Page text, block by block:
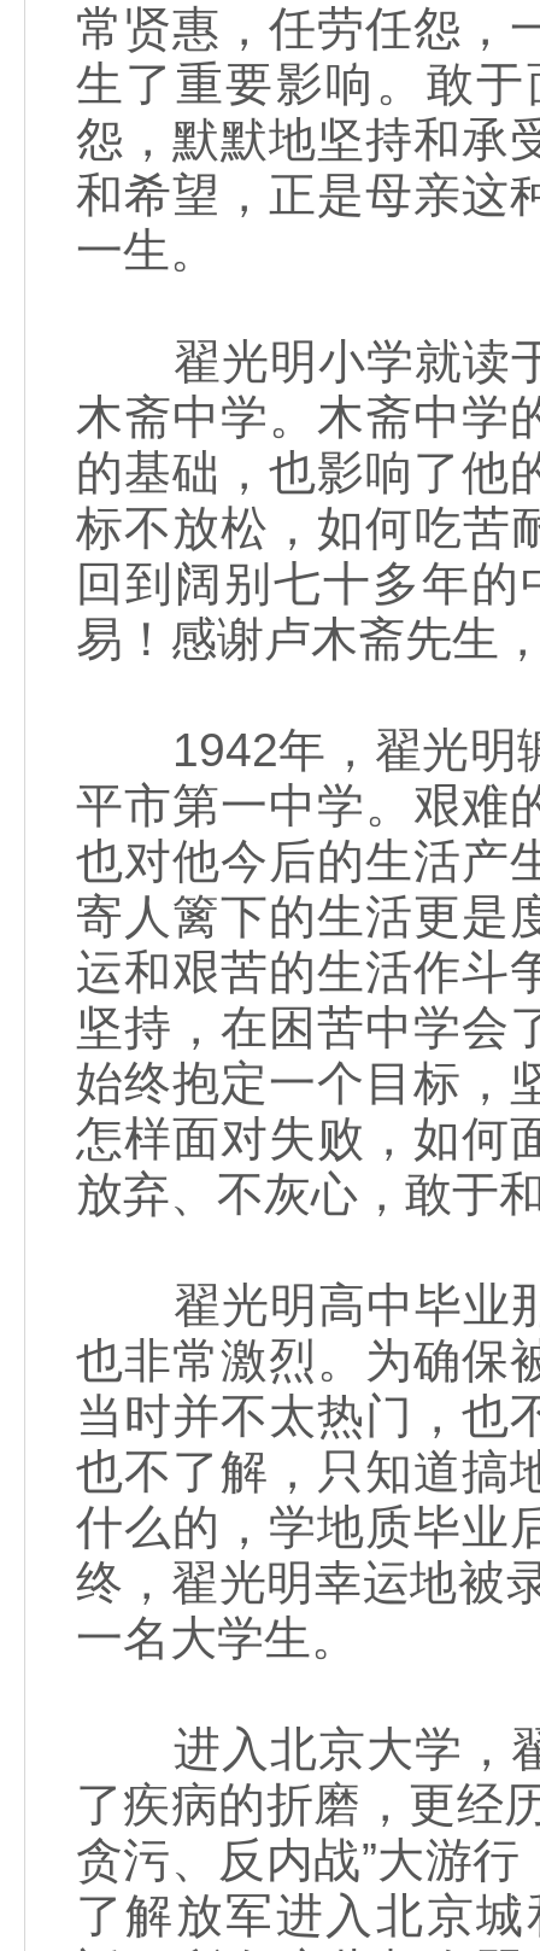
常贤惠，任劳任怨，
生了重要影响。敢
怨，默默地坚持和承
和希望，正是母亲这
一生。
翟光明小学就读于
木斋中学。木斋中学
的基础，也影响了他
标不放松，如何吃苦
回到阔别七十多年
易！感谢卢木斋先生
1942年，翟光明辗
平市第一中学。艰难
也对他今后的生活产
寄人篱下的生活更是
运和艰苦的生活作斗
坚持，在困苦中学会
始终抱定一个目标，
怎样面对失败，如何
放弃、不灰心，敢于
翟光明高中毕业那
也非常激烈。为确保
当时并不太热门，也
也不了解，只知道搞
什么的，学地质毕业
终，翟光明幸运地被
一名大学生。
进入北京大学，翟
了疾病的折磨，更经
贪污、反内战”大游
了解放军进入北京